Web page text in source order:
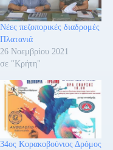
Νέες πεζοπορικές διαδρομές
Πλατανιά
26 Νοεμβρίου 2021
σε "Κρήτη"
34ος Κορακοβούνιος Δρόμος